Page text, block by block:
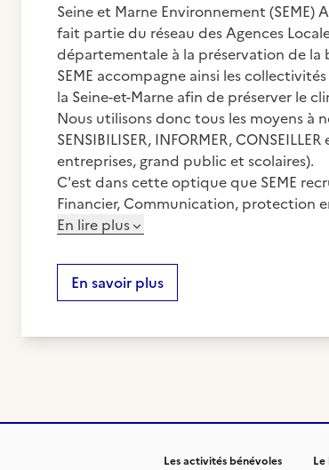
Seine et Marne Environnement
fait partie du réseau des Agences
départementale à la préservation de la
SEME accompagne ainsi les
la Seine-et-Marne afin de préserver le
Nous utilisons donc tous les moyens à
SENSIBILISER, INFORMER,
entreprises, grand public et scolaires).
C'est dans cette optique que SEME
Financier, Communication, protection
En lire plus
En savoir plus
Les activités bénévoles